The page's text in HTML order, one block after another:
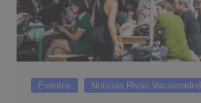
Eventos Noticias Rivas Vaciamadrid